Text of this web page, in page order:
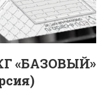
«БАЗОВЫЙ»